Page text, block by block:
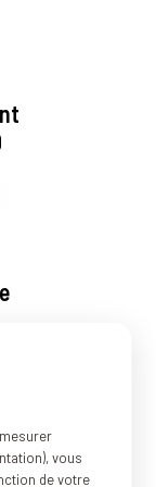
vous
de votre